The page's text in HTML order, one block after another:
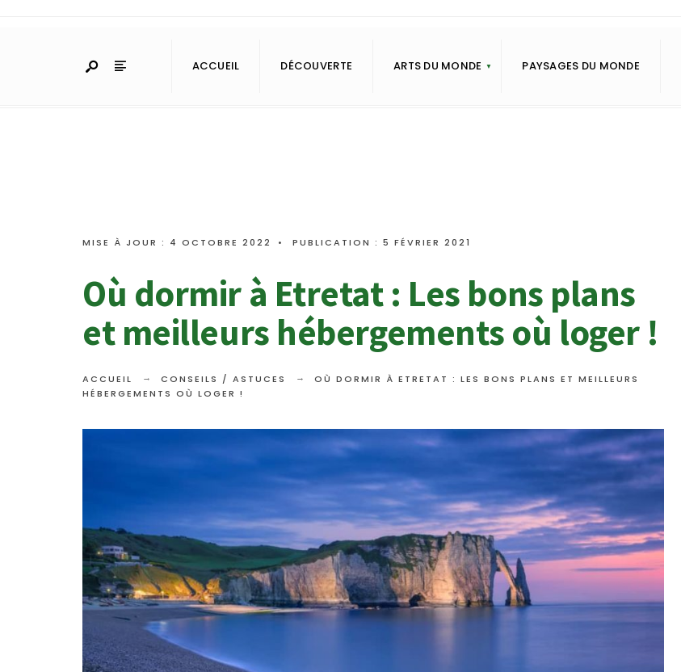
ACCUEIL DÉCOUVERTE ARTS DU MONDE PAYSAGES DU MONDE
MISE À JOUR : 4 OCTOBRE 2022 • PUBLICATION : 5 FÉVRIER 2021
Où dormir à Etretat : Les bons plans
et meilleurs hébergements où loger !
ACCUEIL CONSEILS / ASTUCES
OÙ DORMIR À ETRETAT : LES BONS PLANS ET MEILLEURS
HÉBERGEMENTS OÙ LOGER !